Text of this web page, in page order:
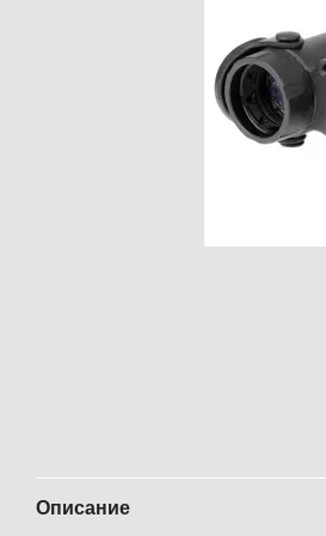
Описание